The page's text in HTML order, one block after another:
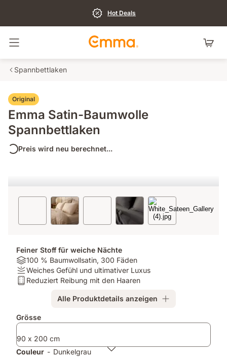
Hot Deals
Navigation umschalten
Spannbettlaken
Original
Emma Satin-Baumwolle
Spannbettlaken
Preis wird neu berechnet...
Feiner Stoff für weiche Nächte
Material:
100
%
100 % Baumwollsatin, 300 Fäden
Firmness:
Weiches
Luxus
Weiches Gefühl und ultimativer Luxus
Matratzentyp:
den
Reduziert Reibung mit den Haaren
Alle Produktdetails anzeigen
Zusatzprodukte
Grösse
90 x 200 cm
Couleur - Dunkelgrau